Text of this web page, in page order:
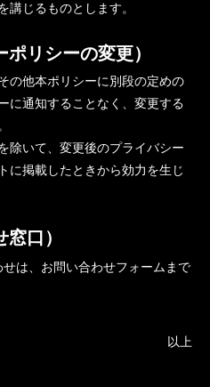
講じるものとします。
リシーの変更）
の他本ポリシーに別段の定めの
に通知することなく、変更する
除いて、変更後のプライバシー
に掲載したときから効力を生じ
口）
は、お問い合わせフォームまで
以上